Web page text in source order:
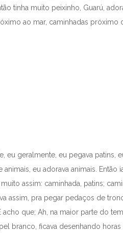
tinha muito peixinho, Guarú,
ao mar, caminhadas próximo
eu geralmente, eu pegava patins,
eu adorava animais. Então
assim: caminhada, patins;
assim, pra pegar pedaços de
acho que; Ah, na maior parte do
branco, ficava desenhando horas